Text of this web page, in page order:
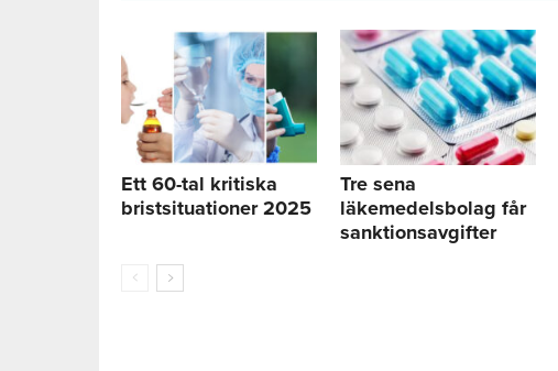
Ett 60-tal kritiska
bristsituationer 2025
Tre sena
läkemedelsbolag får
sanktionsavgifter